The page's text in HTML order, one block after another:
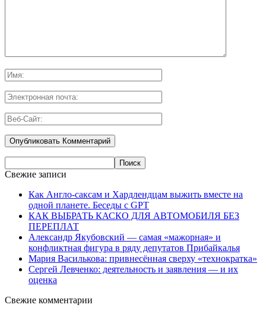
Свежие записи
Как Англо-саксам и Хардлендцам выжить вместе на
одной планете. Беседы с GPT
КАК ВЫБРАТЬ КАСКО ДЛЯ АВТОМОБИЛЯ БЕЗ
ПЕРЕПЛАТ
Александр Якубовский — самая «мажорная» и
конфликтная фигура в ряду депутатов Прибайкалья
Мария Василькова: привнесённая сверху «технократка»
Сергей Левченко: деятельность и заявления — и их
оценка
Свежие комментарии